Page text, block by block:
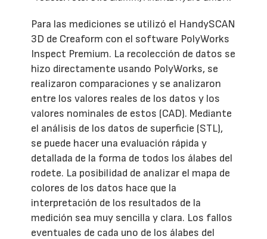
Para las mediciones se utilizó el HandySCAN
3D de Creaform con el software PolyWorks
Inspect Premium. La recolección de datos se
hizo directamente usando PolyWorks, se
realizaron comparaciones y se analizaron
entre los valores reales de los datos y los
valores nominales de estos (CAD). Mediante
el análisis de los datos de superficie (STL),
se puede hacer una evaluación rápida y
detallada de la forma de todos los álabes del
rodete. La posibilidad de analizar el mapa de
colores de los datos hace que la
interpretación de los resultados de la
medición sea muy sencilla y clara. Los fallos
eventuales de cada uno de los álabes del